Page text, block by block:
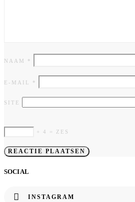
NAAM *
E-MAIL *
SITE
+ 4 = ZES
SOCIAL
INSTAGRAM